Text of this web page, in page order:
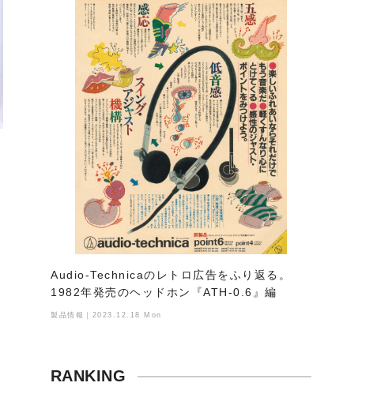
Audio-Technicaのレトロ広告をふり返る。
1982年発売のヘッドホン『ATH-0.6』編
製品情報｜2023.12.18 Mon
RANKING